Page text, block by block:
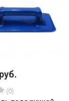
(0)